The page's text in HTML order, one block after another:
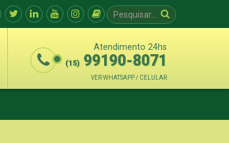
Atendimento 24hs
(15) 99190-8071
VER WHATSAPP / CELULAR